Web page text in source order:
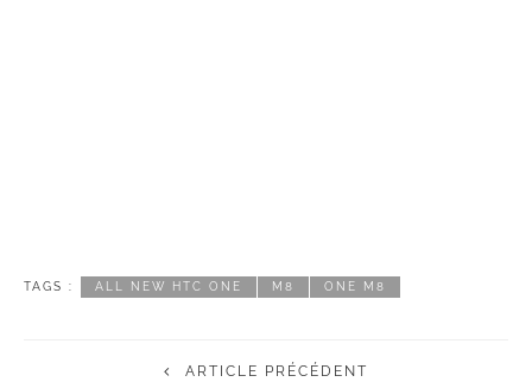
TAGS : ALL NEW HTC ONE M8 ONE M8
ARTICLE PRÉCÉDENT